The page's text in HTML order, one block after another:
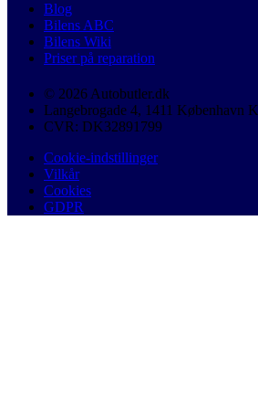
Blog
Bilens ABC
Bilens Wiki
Priser på reparation
© 2026 Autobutler.dk
Langebrogade 4, 1411 København K
CVR: DK32891799
Cookie-indstillinger
Vilkår
Cookies
GDPR